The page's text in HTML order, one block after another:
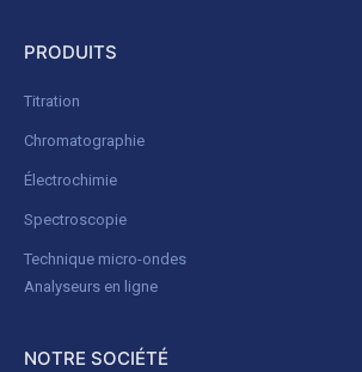
PRODUITS
Titration
Chromatographie
Électrochimie
Spectroscopie
Technique micro-ondes
Analyseurs en ligne
NOTRE SOCIÉTÉ